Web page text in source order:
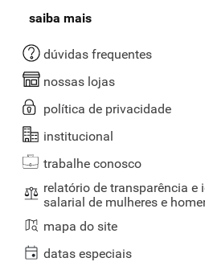
saiba mais
dúvidas frequentes
nossas lojas
política de privacidade
institucional
trabalhe conosco
relatório de transparência e
salarial de mulheres e
mapa do site
datas especiais